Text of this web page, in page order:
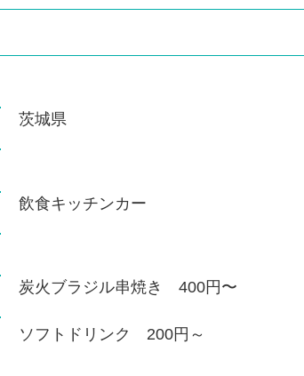
茨城県
飲食キッチンカー
炭火ブラジル串焼き 400円〜
ソフトドリンク 200円～